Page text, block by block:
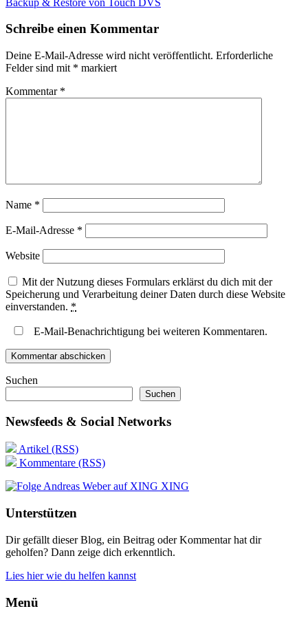
Schreibe einen Kommentar
Deine E-Mail-Adresse wird nicht veröffentlicht. Erforderliche
Felder sind mit * markiert
Kommentar *
Name *
E-Mail-Adresse *
Website
Mit der Nutzung dieses Formulars erklärst du dich mit der
Speicherung und Verarbeitung deiner Daten durch diese Website
einverstanden. *
E-Mail-Benachrichtigung bei weiteren Kommentaren.
Suchen
Suchen
Newsfeeds & Social Networks
Artikel (RSS)
Kommentare (RSS)
XING
Unterstützen
Dir gefällt dieser Blog, ein Beitrag oder Kommentar hat dir
geholfen? Dann zeige dich erkenntlich.
Lies hier wie du helfen kannst
Menü